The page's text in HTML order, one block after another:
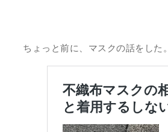
ちょっと前に、マスクの話をした。